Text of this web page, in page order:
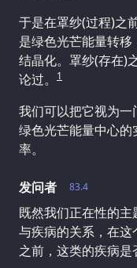
于是在罩纱(过程)之
是绿色光芒能量转
结晶化。罩纱(存在)
论过。
1
我们可以把它视为
绿色光芒能量中心
率。
83.4
发问者
既然我们正在性的
与疾病的关系，在
之前，这类的疾病是